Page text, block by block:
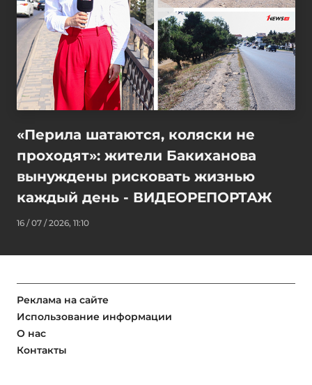
«Перила шатаются, коляски не
проходят»: жители Бакиханова
вынуждены рисковать жизнью
каждый день - ВИДЕОРЕПОРТАЖ
16 / 07 / 2026, 11:10
Реклама на сайте
Использование информации
О нас
Контакты